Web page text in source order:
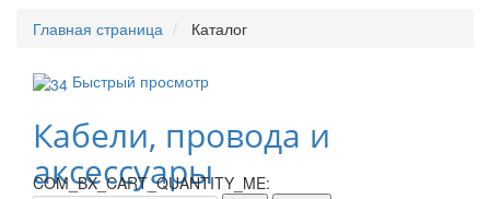
Главная страница Каталог
Быстрый просмотр
Кабели, провода и
аксессуары
COM_BX_CART_QUANTITY_ME: